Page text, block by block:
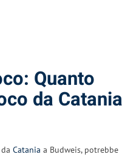
Quanto
da Catania
da Catania a Budweis, potrebbe